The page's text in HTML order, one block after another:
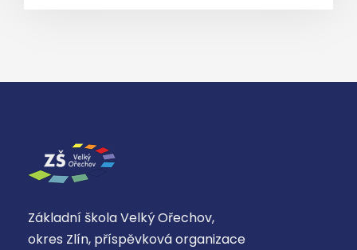
Základní škola Velký Ořechov,
okres Zlín, příspěvková organizace